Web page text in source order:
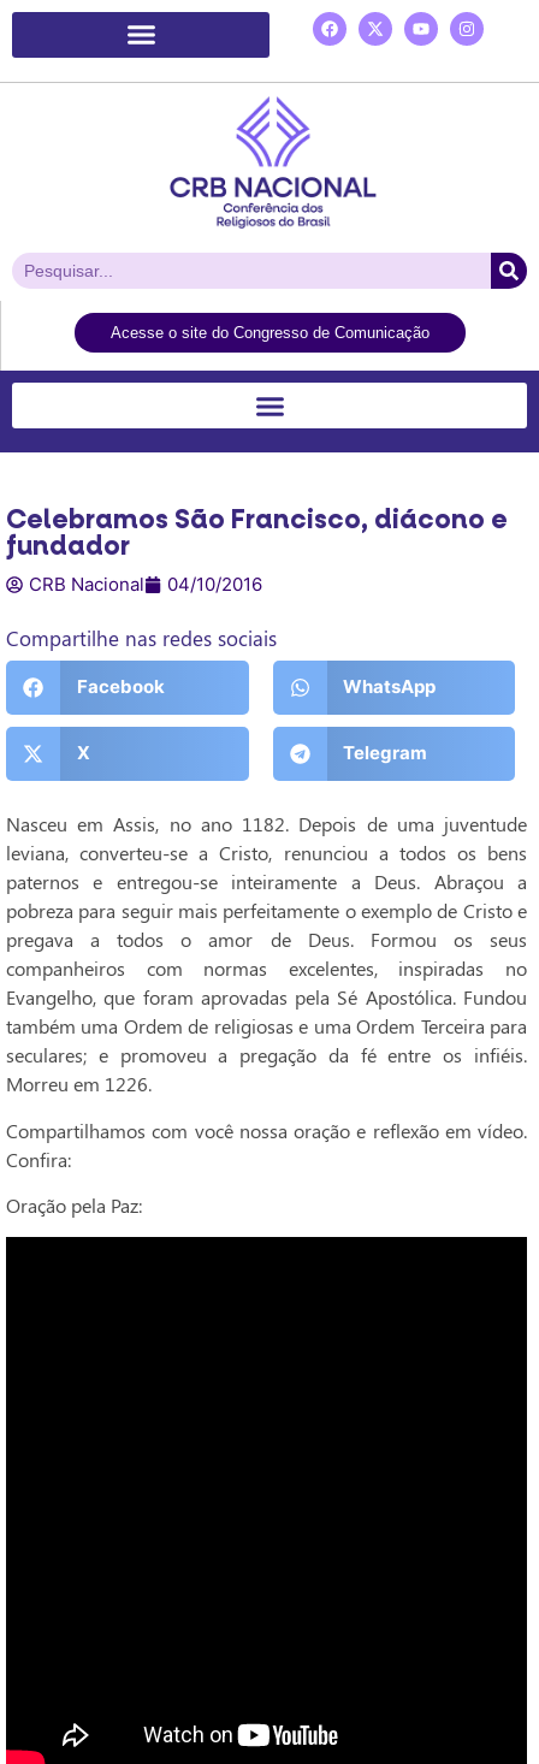
Acesse o site do Congresso de Comunicação
Celebramos São Francisco, diácono e
fundador
CRB Nacional 04/10/2016
Compartilhe nas redes sociais
Facebook WhatsApp
X Telegram
Nasceu em Assis, no ano 1182. Depois de uma juventude
leviana, converteu-se a Cristo, renunciou a todos os bens
paternos e entregou-se inteiramente a Deus. Abraçou a
pobreza para seguir mais perfeitamente o exemplo de Cristo e
pregava a todos o amor de Deus. Formou os seus
companheiros com normas excelentes, inspiradas no
Evangelho, que foram aprovadas pela Sé Apostólica. Fundou
também uma Ordem de religiosas e uma Ordem Terceira para
seculares; e promoveu a pregação da fé entre os infiéis.
Morreu em 1226.
Compartilhamos com você nossa oração e reflexão em vídeo.
Confira:
Oração pela Paz: